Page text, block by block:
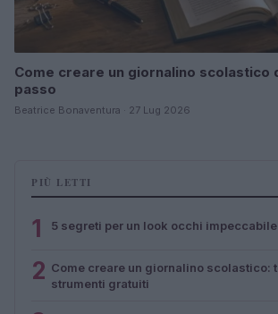
Come creare un giornalino scolastico
passo
Beatrice Bonaventura · 27 Lug 2026
PIÙ LETTI
1 5 segreti per un look occhi impeccabile
2 Come creare un giornalino scolastico:
strumenti gratuiti